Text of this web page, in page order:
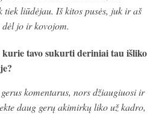
tiek liūdėjau. Iš kitos pusės, juk ir aš
jo ir kovojom.
tavo sukurti deriniai tau išliko
komentarus, nors džiaugiuosi ir
daug gerų akimirkų liko už kadro,